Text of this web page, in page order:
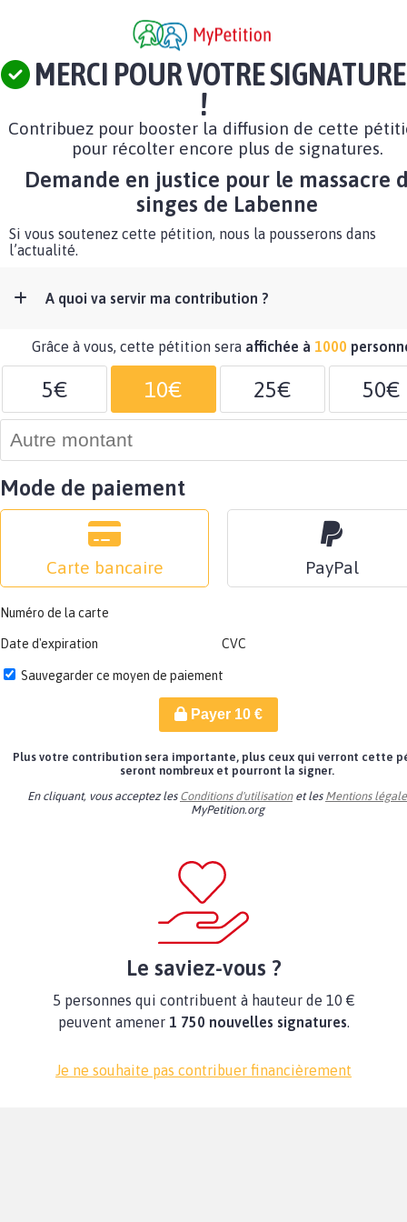
MERCI POUR VOTRE SIGNATURE
!
Contribuez pour booster la diffusion de cette
pour récolter encore plus de signatures.
Demande en justice pour le massacre
singes de Labenne
Si vous soutenez cette pétition, nous la pousserons dans
l’actualité.
A quoi va servir ma contribution ?
Grâce à vous, cette pétition sera affichée à 1000
5€ 10€ 25€ 50€
Mode de paiement
Carte bancaire PayPal
Numéro de la carte
Date d'expiration CVC
Sauvegarder ce moyen de paiement
Payer 10€
Plus votre contribution sera importante, plus ceux qui verront cette
seront nombreux et pourront la signer.
En cliquant, vous acceptez les Conditions d'utilisationet les Mentions
MyPetition.org
Le saviez-vous ?
5 personnes qui contribuent à hauteur de 10 €
peuvent amener 1 750 nouvelles signatures.
Je ne souhaite pas contribuer financièrement